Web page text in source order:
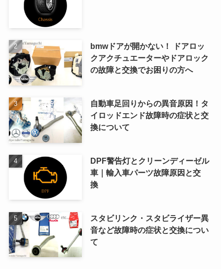
bmwドアが開かない！ ドアロッ
クアクチュエーターやドアロック
の故障と交換でお困りの方へ
自動車足回りからの異音原因！タ
イロッドエンド故障時の症状と交
換について
DPF警告灯とクリーンディーゼル
車｜輸入車パーツ故障原因と交
換
スタビリンク・スタビライザー異
音など故障時の症状と交換につい
て